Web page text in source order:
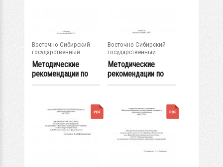
Восточно-Сибирский
государственный
университет...
Методические
рекомендации по
организации
Восточно-Сибирский
государственный
университет...
Методические
рекомендации по
организации